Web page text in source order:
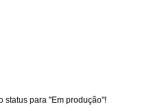
status para "Em produção"!